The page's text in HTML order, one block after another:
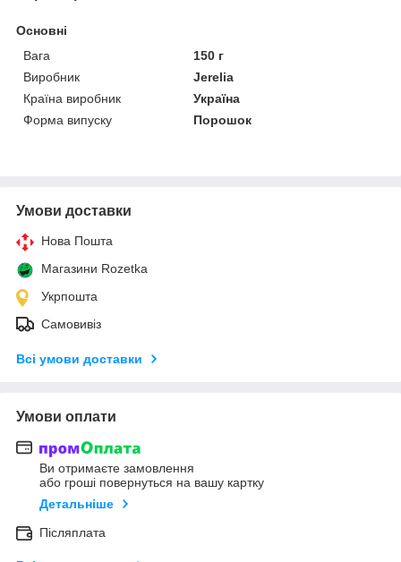
Основні
Вага
150 г
Виробник
Jerelia
Країна виробник
Україна
Форма випуску
Порошок
Умови доставки
Нова Пошта
Магазини Rozetka
Укрпошта
Самовивіз
Всі умови доставки
Умови оплати
Ви отримаєте замовлення
або гроші повернуться на вашу картку
Детальніше
Післяплата